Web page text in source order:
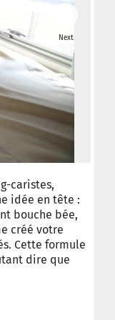
Next
caristes,
idée en tête :
bouche bée,
créé votre
Cette formule
dire que